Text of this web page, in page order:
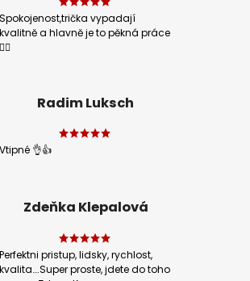
Spokojenost,trička vypadají
kvalitně a hlavně je to pěkná práce
👍🏻
Radim Luksch
Vtipné 👌👍
Zdeňka Klepalová
Perfektni pristup, lidsky, rychlost,
kvalita….Super proste, jdete do toho